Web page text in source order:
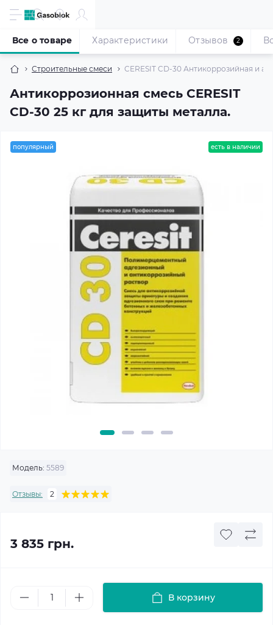
Строительные смеси CERESIT CD-30 Антикоррозийная и
Антикоррозионная смесь CERESIT
CD-30 25 кг для защиты металла.
Все о товаре Характеристики Отзывов 2
популярный есть в наличии
Модель: 5589
Отзывы: 2
3 835 грн.
В корзину